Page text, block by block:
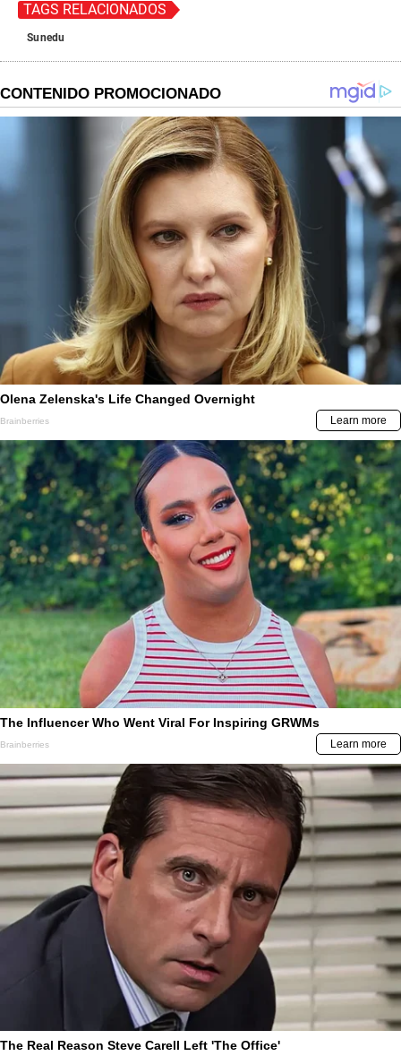
TAGS RELACIONADOS
Sunedu